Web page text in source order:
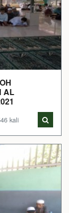
AL
kali